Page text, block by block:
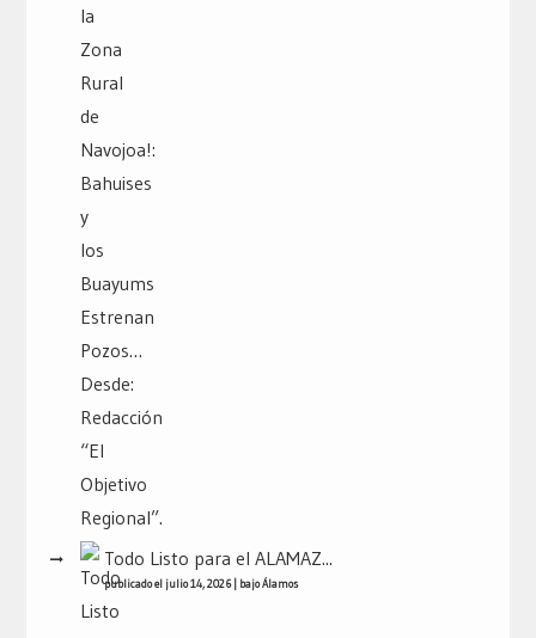
Todo Listo para el ALAMAZ...
publicado el julio 14, 2026| bajoÁlamos